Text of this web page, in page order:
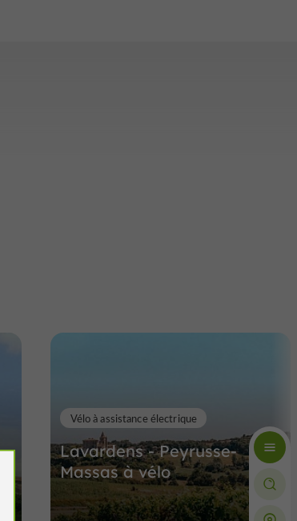
Lavardens - Peyrusse-
Massas à vélo
Vélo à assistance électrique